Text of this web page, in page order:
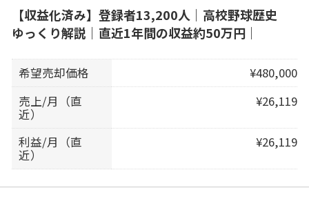
【収益化済み】登録者13,200人｜高校野球歴史
ゆっくり解説｜直近1年間の収益約50万円｜
希望売却価格
¥480,000
売上/月（直
近）
¥26,119
利益/月（直
近）
¥26,119